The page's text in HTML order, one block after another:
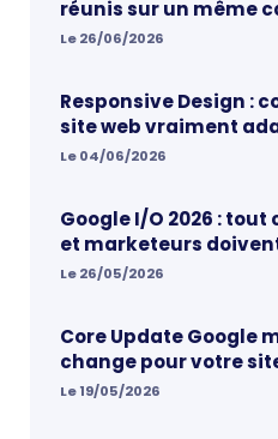
réunis sur un même
change vraiment
Le 26/06/2026
Responsive Design :
site web vraiment
Le 04/06/2026
Google I/O 2026 :
et marketeurs
Le 26/05/2026
Core Update Google
change pour votre
Le 19/05/2026